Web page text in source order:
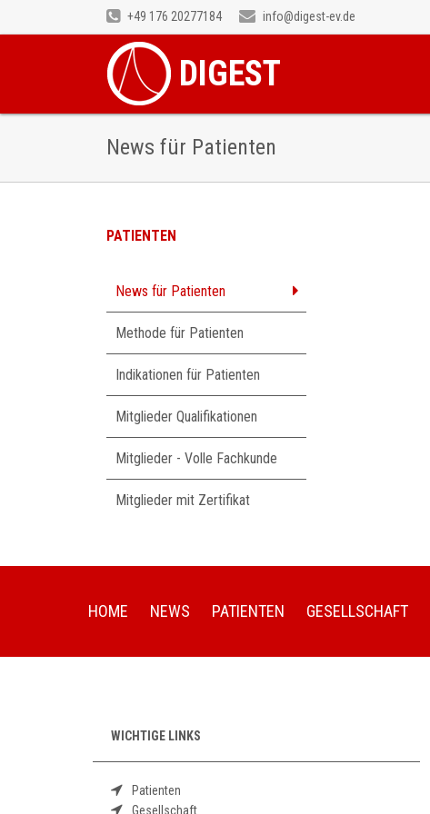
+49 176 20277184 info@digest-ev.de
DIGEST
News für Patienten
PATIENTEN
überspringen
News für Patienten
Methode für Patienten
Indikationen für Patienten
Mitglieder Qualifikationen
Mitglieder - Volle Fachkunde
Mitglieder mit Zertifikat
HOME NEWS PATIENTEN GESELLSCHAFT
WICHTIGE LINKS
Patienten
Gesellschaft